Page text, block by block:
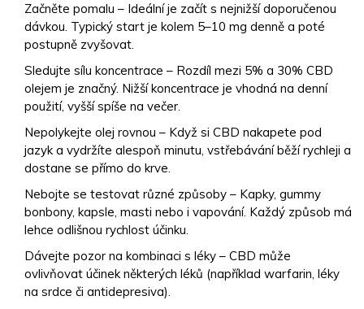
Začněte pomalu – Ideální je začít s nejnižší doporučenou
dávkou. Typický start je kolem 5–10 mg denně a poté
postupně zvyšovat.
Sledujte sílu koncentrace – Rozdíl mezi 5% a 30% CBD
olejem je značný. Nižší koncentrace je vhodná na denní
použití, vyšší spíše na večer.
Nepolykejte olej rovnou – Když si CBD nakapete pod
jazyk a vydržíte alespoň minutu, vstřebávání běží rychleji a
dostane se přímo do krve.
Nebojte se testovat různé způsoby – Kapky, gummy
bonbony, kapsle, masti nebo i vapování. Každý způsob má
lehce odlišnou rychlost účinku.
Dávejte pozor na kombinaci s léky – CBD může
ovlivňovat účinek některých léků (například warfarin, léky
na srdce či antidepresiva).